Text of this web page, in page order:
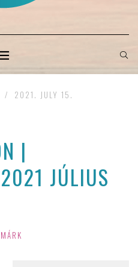
/ 2021. JULY 15.
|
JÚLIUS